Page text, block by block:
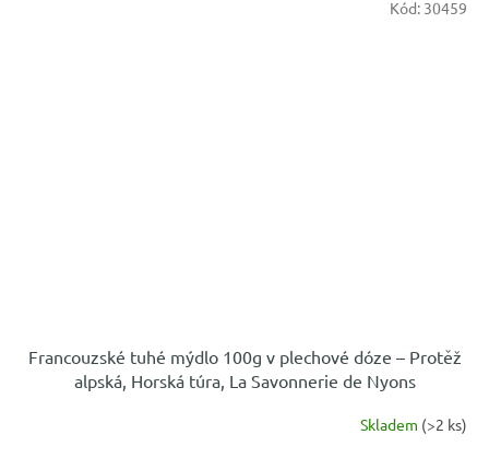
Francouzské tuhé mýdlo 100g v plechové dóze – Protěž
alpská, Horská túra, La Savonnerie de Nyons
Skladem (>2 ks)
Kód: 30459